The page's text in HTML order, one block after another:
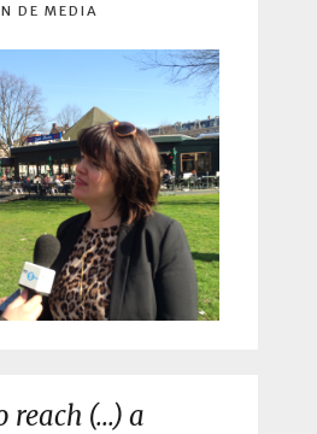
DE MEDIA
reach (...) a